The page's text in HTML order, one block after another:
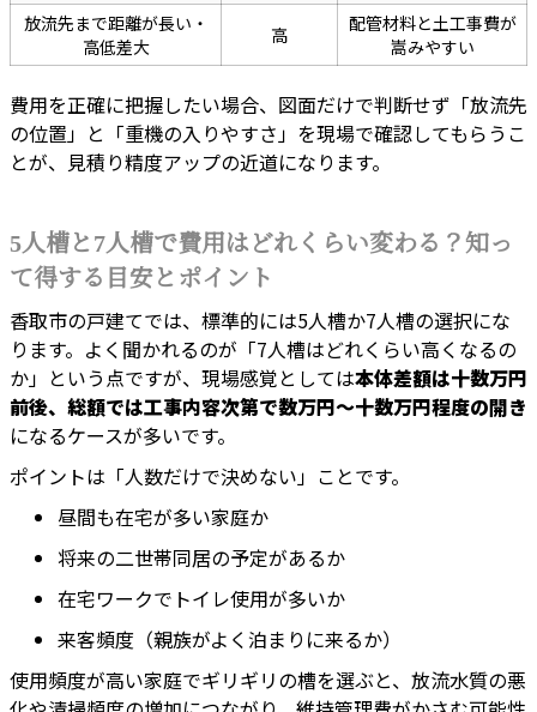
放流先まで距離が長い・
高低差大
高
配管材料と土工事費が
嵩みやすい
費用を正確に把握したい場合、図面だけで判断せず「放流先
の位置」と「重機の入りやすさ」を現場で確認してもらうこ
とが、見積り精度アップの近道になります。
5人槽と7人槽で費用はどれくらい変わる？知っ
て得する目安とポイント
香取市の戸建てでは、標準的には5人槽か7人槽の選択にな
ります。よく聞かれるのが「7人槽はどれくらい高くなるの
か」という点ですが、現場感覚としては本体差額は十数万円
前後、総額では工事内容次第で数万円〜十数万円程度の開き
になるケースが多いです。
ポイントは「人数だけで決めない」ことです。
昼間も在宅が多い家庭か
将来の二世帯同居の予定があるか
在宅ワークでトイレ使用が多いか
来客頻度（親族がよく泊まりに来るか）
使用頻度が高い家庭でギリギリの槽を選ぶと、放流水質の悪